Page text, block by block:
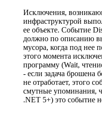
Исключения,
инфраструктурой
ее объекте. Событие
должно по описанию
мусора, когда под нее
этого момента
программу (Wait,
- если задача брошена
не отработает, этого
смутные упоминания,
.NET 5+) это событие